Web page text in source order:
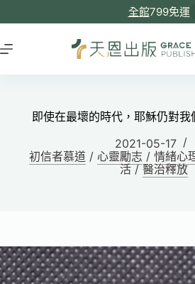
全館799免運
即使在最壞的時代，耶穌仍對我
2021-05-17
初信者慕道 / 心靈勵志 /情緒心
活/醫治釋放